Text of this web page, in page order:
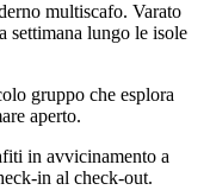
multiscafo. Varato
lungo le isole
gruppo che esplora
aperto.
in avvicinamento a
in al check-out.